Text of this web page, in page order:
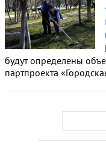
будут определены
партпроекта